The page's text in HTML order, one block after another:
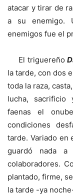
atacar y tirar de
a su enemigo.
enemigos fue el
El triguereño
la tarde, con dos
toda la raza,
lucha, sacrificio
faenas el
condiciones
tarde. Variado en
guardó nada
colaboradores.
plantado, firme,
la tarde -ya